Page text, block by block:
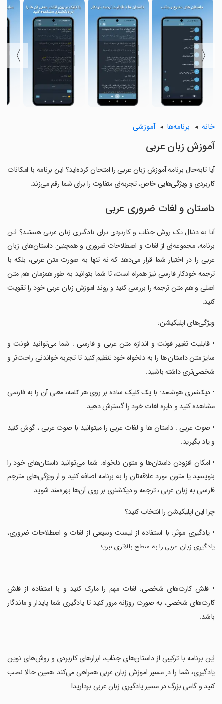
〈
〉
خانه برنامه‌ها آموزشی
آموزش زبان عربی
آیا تابه‌حال برنامه آموزش زبان عربی را امتحان کرده‌اید؟ این برنامه با امکانات
کاربردی و ویژگی‌هایی خاص، تجربه‌ای متفاوت را برای شما رقم می‌زند.
داستان و لغات ضروری عربی
آیا به دنبال یک روش جذاب و کاربردی برای یادگیری زبان عربی هستید؟ این
برنامه، مجموعه‌ای از لغات و اصطلاحات ضروری و همچنین داستان‌های زبان
عربی را در اختیار شما قرار می‌دهد که نه تنها به صورت متن عربی، بلکه با
ترجمه خودکار فارسی نیز همراه است، تا شما بتوانید به طور همزمان هم متن
اصلی و هم متن ترجمه را بررسی کنید و روند اموزش زبان عربی خود را تقویت
کنید.
‏ویژگی‌های اپلیکیشن:
‏• قابلیت تغییر فونت و اندازه متن عربی و فارسی : شما می‌توانید فونت و
سایز متن داستان‌ ها را به دلخواه خود تنظیم کنید تا تجربه خواندنی راحت‌تر و
شخصی‌تری داشته باشید.
‏• دیکشنری هوشمند: با یک کلیک ساده بر روی هر کلمه، معنی آن را به فارسی
مشاهده کنید و دایره لغات خود را گسترش دهید.
‏• صوت عربی : داستان ها و لغات عربی را میتوانید با صوت عربی ،‌ گوش کنید
و یاد بگیرید.
‏• امکان افزودن داستان‌ها و متون دلخواه: شما می‌توانید داستان‌های خود را
بنویسید یا متون مورد علاقه‌تان را به برنامه اضافه کنید و از ویژگی‌های مترجم
فارسی به زبان عربی ، ترجمه و دیکشنری بر روی آن‌ها بهره‌مند شوید.
‏چرا این اپلیکیشن را انتخاب کنید؟
‏• یادگیری موثر: با استفاده از لیست وسیعی از لغات و اصطلاحات ضروری،
یادگیری زبان عربی را به سطح بالاتری ببرید.
‏• فلش کارت‌های شخصی: لغات مهم را مارک کنید و با استفاده از فلش
کارت‌های شخصی، به صورت روزانه مرور کنید تا یادگیری شما پایدار و ماندگار
باشد.
‏این برنامه با ترکیبی از داستان‌های جذاب، ابزارهای کاربردی و روش‌های نوین
یادگیری، شما را در مسیر اموزش زبان عربی همراهی می‌کند. همین حالا نصب
کنید و گامی بزرگ در مسیر یادگیری زبان عربی بردارید!